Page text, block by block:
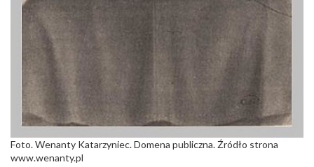
Foto. Wenanty Katarzyniec. Domena publiczna. Źródło strona
www.wenanty.pl